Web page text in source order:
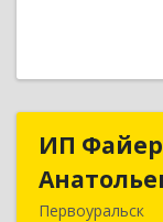
ИП
Первоуральск